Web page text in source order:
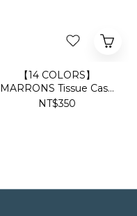
【14 COLORS】
MARRONS Tissue Case
毛氈面紙盒｜大容量衛生紙
NT$350